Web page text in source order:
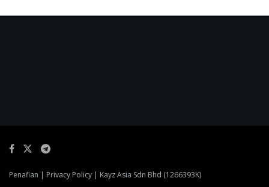
Penafian | Privacy Policy | Kayz Asia Sdn Bhd (1266393K)